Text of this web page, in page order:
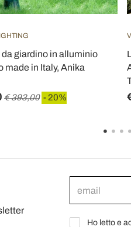
giardino in alluminio
made in Italy, Anika
€ 393,00 - 20%
Ho letto e